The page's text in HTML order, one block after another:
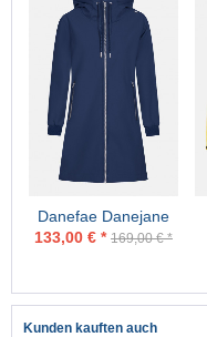
Danefae Danejane
Damen Softshell
133,00 € * 169,00 € *
Kunden kauften auch